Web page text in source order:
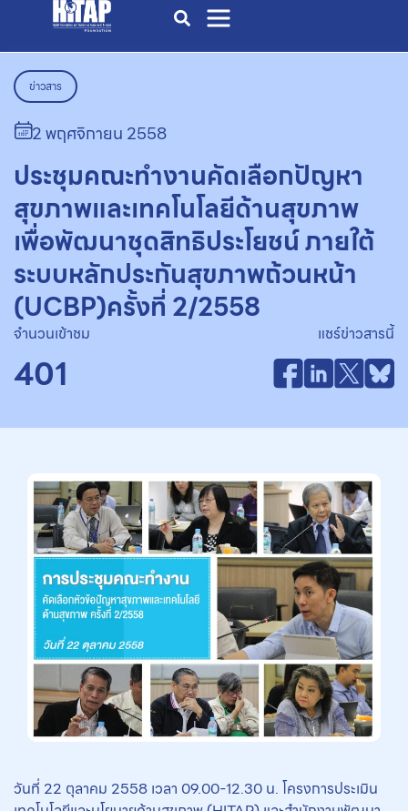
ข่าวสาร
2 พฤศจิกายน 2558
ประชุมคณะทำงานคัดเลือกปัญหา
สุขภาพและเทคโนโลยีด้านสุขภาพ
เพื่อพัฒนาชุดสิทธิประโยชน์ ภายใต้
ระบบหลักประกันสุขภาพถ้วนหน้า
(UCBP)ครั้งที่ 2/2558
จำนวนเข้าชม
401
แชร์ข่าวสารนี้
วันที่ 22 ตุลาคม 2558 เวลา 09.00-12.30 น. โครงการประเมิน